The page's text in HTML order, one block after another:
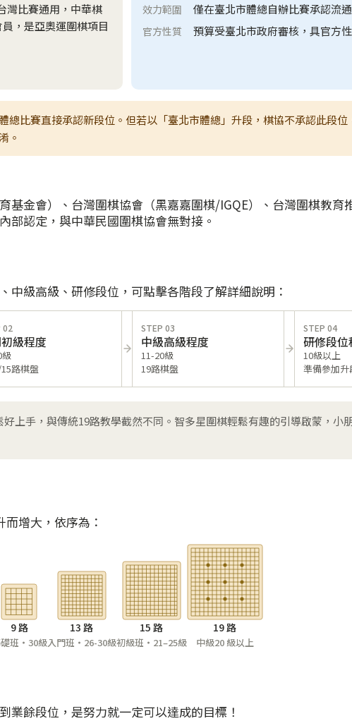
灣比賽通用，中華棋
，是亞奧運圍棋項目
效力範圍 僅在臺北市體總自辦比賽承認流通
官方性質 預算受臺北市政府審核，具官方
總比賽直接承認新段位。但若以「臺北市體總」升段，棋協不承認此段
。
基金會）、台灣圍棋協會（黑嘉嘉圍棋/IGQE）、台灣圍棋教育
部認定，與中華民國圍棋協會無對接。
中級高級、研修段位，可點擊各階段了解詳細說明：
02
級程度
級
路棋盤
STEP 03
中級高級程度
11-20級
19路棋盤
STEP 04
研修段位
10級以上
準備參加升
上手，與傳統19路教學截然不同。智多星圍棋輕鬆有趣的引導啟蒙，小
增大，依序為：
9 路
班・30級
13 路
入門班・26-30級
15 路
初級班・21–25級
19 路
中級20 級以上
業餘段位，是努力就一定可以達成的目標！